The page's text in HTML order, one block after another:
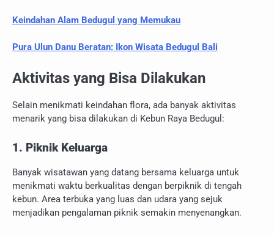
Keindahan Alam Bedugul yang Memukau
Pura Ulun Danu Beratan: Ikon Wisata Bedugul Bali
Aktivitas yang Bisa Dilakukan
Selain menikmati keindahan flora, ada banyak aktivitas
menarik yang bisa dilakukan di Kebun Raya Bedugul:
1. Piknik Keluarga
Banyak wisatawan yang datang bersama keluarga untuk
menikmati waktu berkualitas dengan berpiknik di tengah
kebun. Area terbuka yang luas dan udara yang sejuk
menjadikan pengalaman piknik semakin menyenangkan.